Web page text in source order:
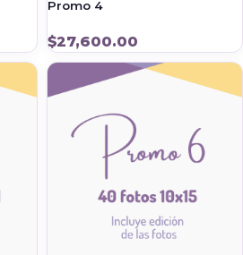
Promo 4
$27,600.00